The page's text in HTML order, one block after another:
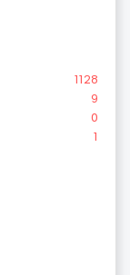
1128
9
0
1